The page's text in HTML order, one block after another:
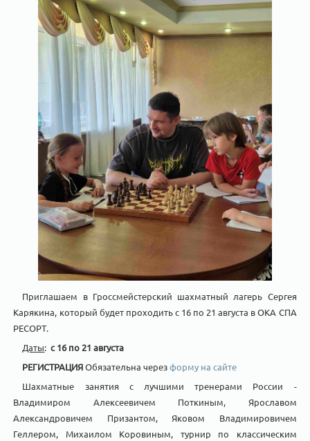
Приглашаем в Гроссмейстерский шахматный лагерь Сергея
Карякина, который будет проходить с 16 по 21 августа в ОКА СПА
РЕСОРТ.
Даты: с 16 по 21 августа
РЕГИСТРАЦИЯОбязательна черезформу на сайте
Шахматные занятия с лучшими тренерами России -
Владимиром Алексеевичем Поткиным, Ярославом
Александровичем Призантом, Яковом Владимировичем
Геллером, Михаилом Коровиным, турнир по классическим